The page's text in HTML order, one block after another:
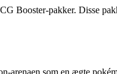
Booster-pakker. Disse
arenaen som en ægte